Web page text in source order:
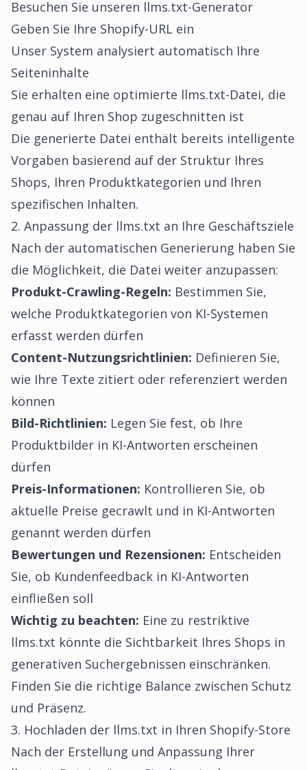
Besuchen Sie unseren llms.txt-Generator
Geben Sie Ihre Shopify-URL ein
Unser System analysiert automatisch Ihre
Seiteninhalte
Sie erhalten eine optimierte llms.txt-Datei, die
genau auf Ihren Shop zugeschnitten ist
Die generierte Datei enthält bereits intelligente
Vorgaben basierend auf der Struktur Ihres
Shops, Ihren Produktkategorien und Ihren
spezifischen Inhalten.
2. Anpassung der llms.txt an Ihre Geschäftsziele
Nach der automatischen Generierung haben Sie
die Möglichkeit, die Datei weiter anzupassen:
Produkt-Crawling-Regeln: Bestimmen Sie,
welche Produktkategorien von KI-Systemen
erfasst werden dürfen
Content-Nutzungsrichtlinien: Definieren Sie,
wie Ihre Texte zitiert oder referenziert werden
können
Bild-Richtlinien: Legen Sie fest, ob Ihre
Produktbilder in KI-Antworten erscheinen
dürfen
Preis-Informationen: Kontrollieren Sie, ob
aktuelle Preise gecrawlt und in KI-Antworten
genannt werden dürfen
Bewertungen und Rezensionen: Entscheiden
Sie, ob Kundenfeedback in KI-Antworten
einfließen soll
Wichtig zu beachten: Eine zu restriktive
llms.txt könnte die Sichtbarkeit Ihres Shops in
generativen Suchergebnissen einschränken.
Finden Sie die richtige Balance zwischen Schutz
und Präsenz.
3. Hochladen der llms.txt in Ihren Shopify-Store
Nach der Erstellung und Anpassung Ihrer